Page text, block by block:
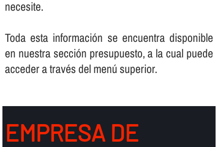
necesite.
Toda esta información se encuentra disponible
en nuestra sección presupuesto, a la cual puede
acceder a través del menú superior.
EMPRESA DE